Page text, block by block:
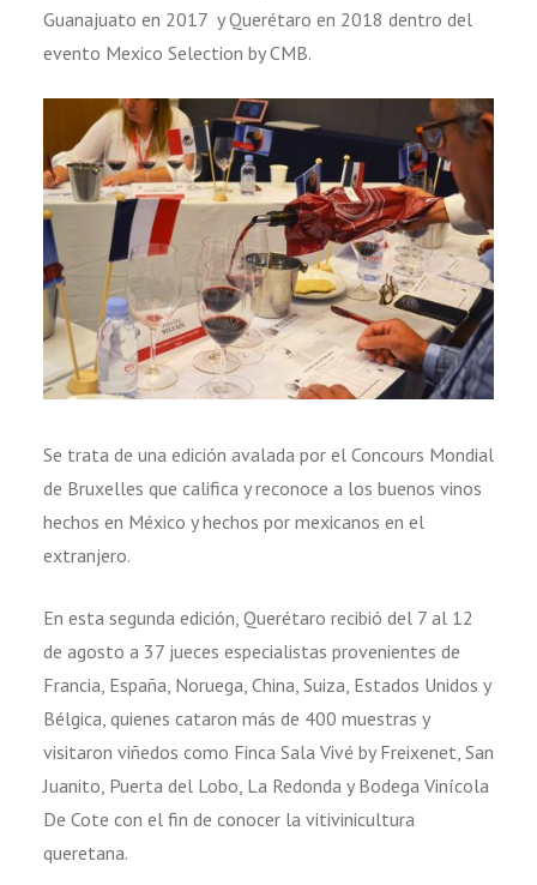
Guanajuato en 2017 y Querétaro en 2018 dentro del
evento Mexico Selection by CMB.
Se trata de una edición avalada por el Concours Mondial
de Bruxelles que califica y reconoce a los buenos vinos
hechos en México y hechos por mexicanos en el
extranjero.
En esta segunda edición, Querétaro recibió del 7 al 12
de agosto a 37 jueces especialistas provenientes de
Francia, España, Noruega, China, Suiza, Estados Unidos y
Bélgica, quienes cataron más de 400 muestras y
visitaron viñedos como Finca Sala Vivé by Freixenet, San
Juanito, Puerta del Lobo, La Redonda y Bodega Vinícola
De Cote con el fin de conocer la vitivinicultura
queretana.